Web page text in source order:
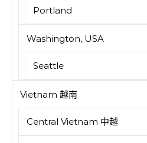
Portland
Washington, USA
Seattle
Vietnam 越南
Central Vietnam 中越